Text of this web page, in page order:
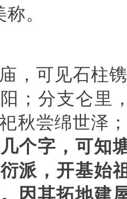
。
，可见石柱
；分支仑里
秋尝绵世泽
个字，可知
派，开基始
因其拓地建